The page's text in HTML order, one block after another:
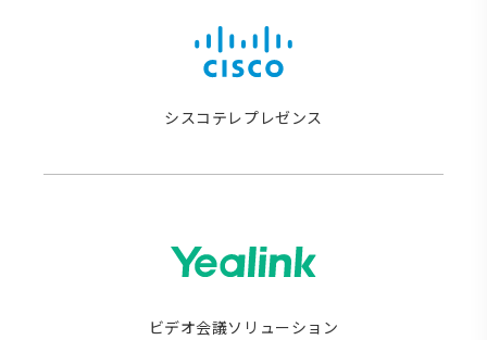
シスコテレプレゼンス
ビデオ会議ソリューション